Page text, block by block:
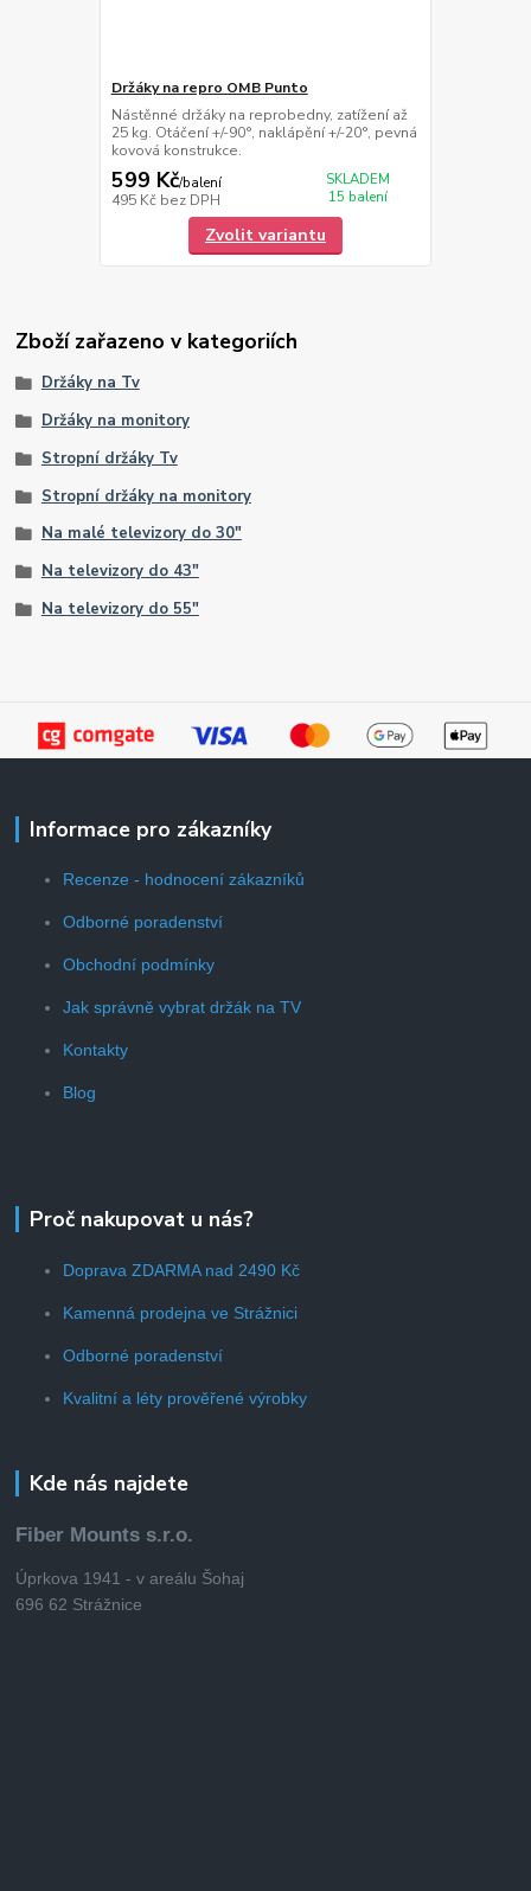
Držáky na repro OMB Punto
Nástěnné držáky na reprobedny, zatížení až
25 kg. Otáčení +/-90°, naklápění +/-20°, pevná
kovová konstrukce.
599 Kč/balení
495 Kč bez DPH
SKLADEM
15 balení
Zvolit variantu
Zboží zařazeno v kategoriích
Držáky na Tv
Držáky na monitory
Stropní držáky Tv
Stropní držáky na monitory
Na malé televizory do 30"
Na televizory do 43"
Na televizory do 55"
Informace pro zákazníky
Recenze - hodnocení zákazníků
Odborné poradenství
Obchodní podmínky
Jak správně vybrat držák na TV
Kontakty
Blog
Proč nakupovat u nás?
Doprava ZDARMA nad 2490 Kč
Kamenná prodejna ve Strážnici
Odborné poradenství
Kvalitní a léty prověřené výrobky
Kde nás najdete
Fiber Mounts s.r.o.
Úprkova 1941 - v areálu Šohaj
696 62 Strážnice